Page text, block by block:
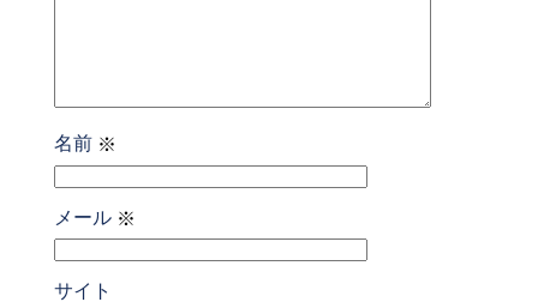
名前 ※
メール ※
サイト